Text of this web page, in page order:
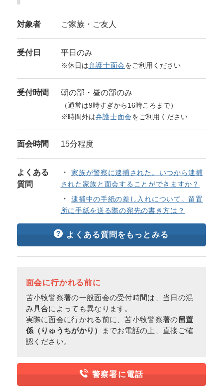
対象者 ご家族・ご友人
受付日 平日のみ
※休日は弁護士面会をご利用ください
受付時間 朝の部・昼の部のみ
（通常は9時すぎから16時ころまで）
※時間外は弁護士面会をご利用ください
面会時間 15分程度
よくある
質問
家族が警察に逮捕された。いつから逮捕
された家族と面会することができますか？
逮捕中の手紙の差し入れについて。留置
所に手紙を送る際の宛先の書き方は？
よくある質問をもっとみる
面会に行かれる前に
苫小牧警察署の一般面会の受付時間は、当日の混
み具合によっても異なります。
実際に面会に行かれる前に、苫小牧警察署の留置
係（りゅうちがかり）
までお電話の上、直接ご確
認ください。
警察署に電話